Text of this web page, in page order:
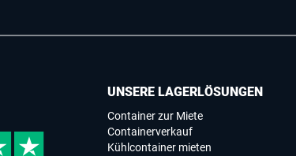
UNSERE LAGERLÖSUNGEN
Container zur Miete
Containerverkauf
Kühlcontainer mieten